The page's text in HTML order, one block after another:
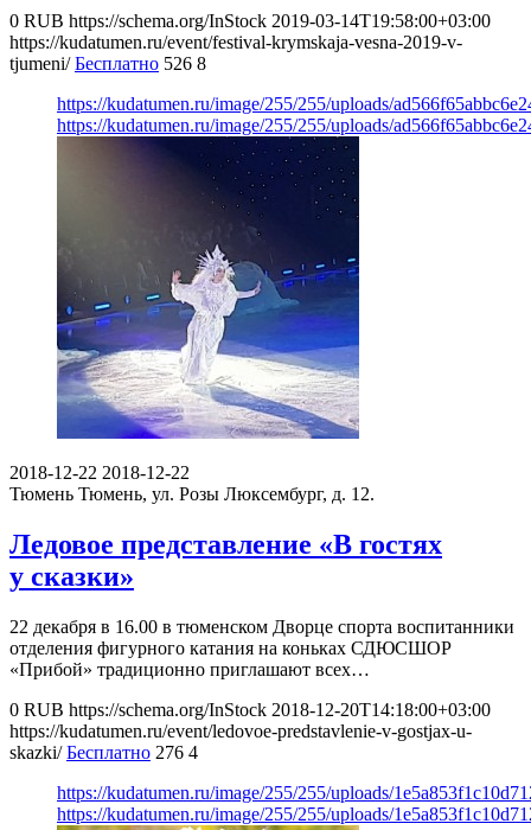
0 RUB https://schema.org/InStock 2019-03-14T19:58:00+03:00
https://kudatumen.ru/event/festival-krymskaja-vesna-2019-v-
tjumeni/ Бесплатно 526 8
https://kudatumen.ru/image/255/255/uploads/
https://kudatumen.ru/image/255/255/uploads/
2018-12-22 2018-12-22
Тюмень Тюмень, ул. Розы Люксембург, д. 12.
Ледовое представление «В гостях
у сказки»
22 декабря в 16.00 в тюменском Дворце спорта воспитанники
отделения фигурного катания на коньках СДЮСШОР
«Прибой» традиционно приглашают всех…
0 RUB https://schema.org/InStock 2018-12-20T14:18:00+03:00
https://kudatumen.ru/event/ledovoe-predstavlenie-v-gostjax-u-
skazki/ Бесплатно 276 4
https://kudatumen.ru/image/255/255/uploads/
https://kudatumen.ru/image/255/255/uploads/